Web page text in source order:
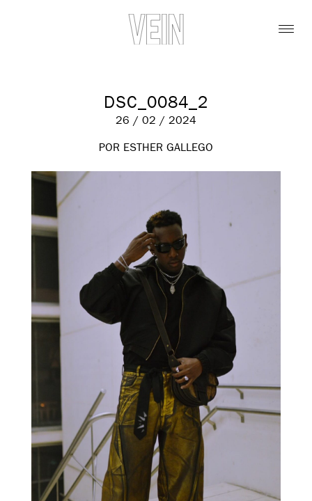
DSC_0084_2
26 / 02 / 2024
POR ESTHER GALLEGO